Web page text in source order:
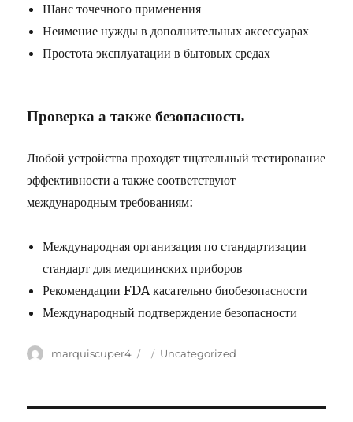
Шанс точечного применения
Неимение нужды в дополнительных аксессуарах
Простота эксплуатации в бытовых средах
Проверка а также безопасность
Любой устройства проходят тщательный тестирование
эффективности а также соответствуют
международным требованиям:
Международная организация по стандартизации
стандарт для медицинских приборов
Рекомендации FDA касательно биобезопасности
Международный подтверждение безопасности
Author
marquiscuper4
Posted
Categories
Uncategorized